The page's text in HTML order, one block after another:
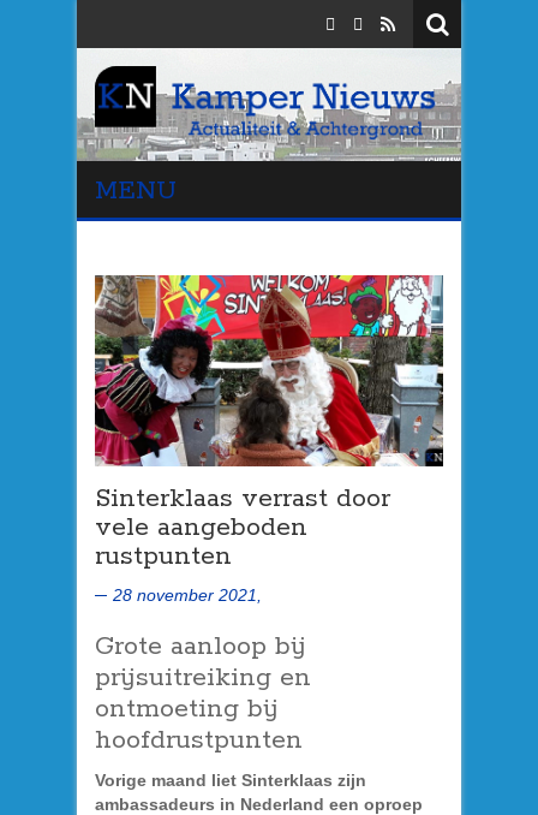
MENU
Sinterklaas verrast door
vele aangeboden
rustpunten
28 november 2021,
Grote aanloop bij
prijsuitreiking en
ontmoeting bij
hoofdrustpunten
Vorige maand liet Sinterklaas zijn
ambassadeurs in Nederland een oproep